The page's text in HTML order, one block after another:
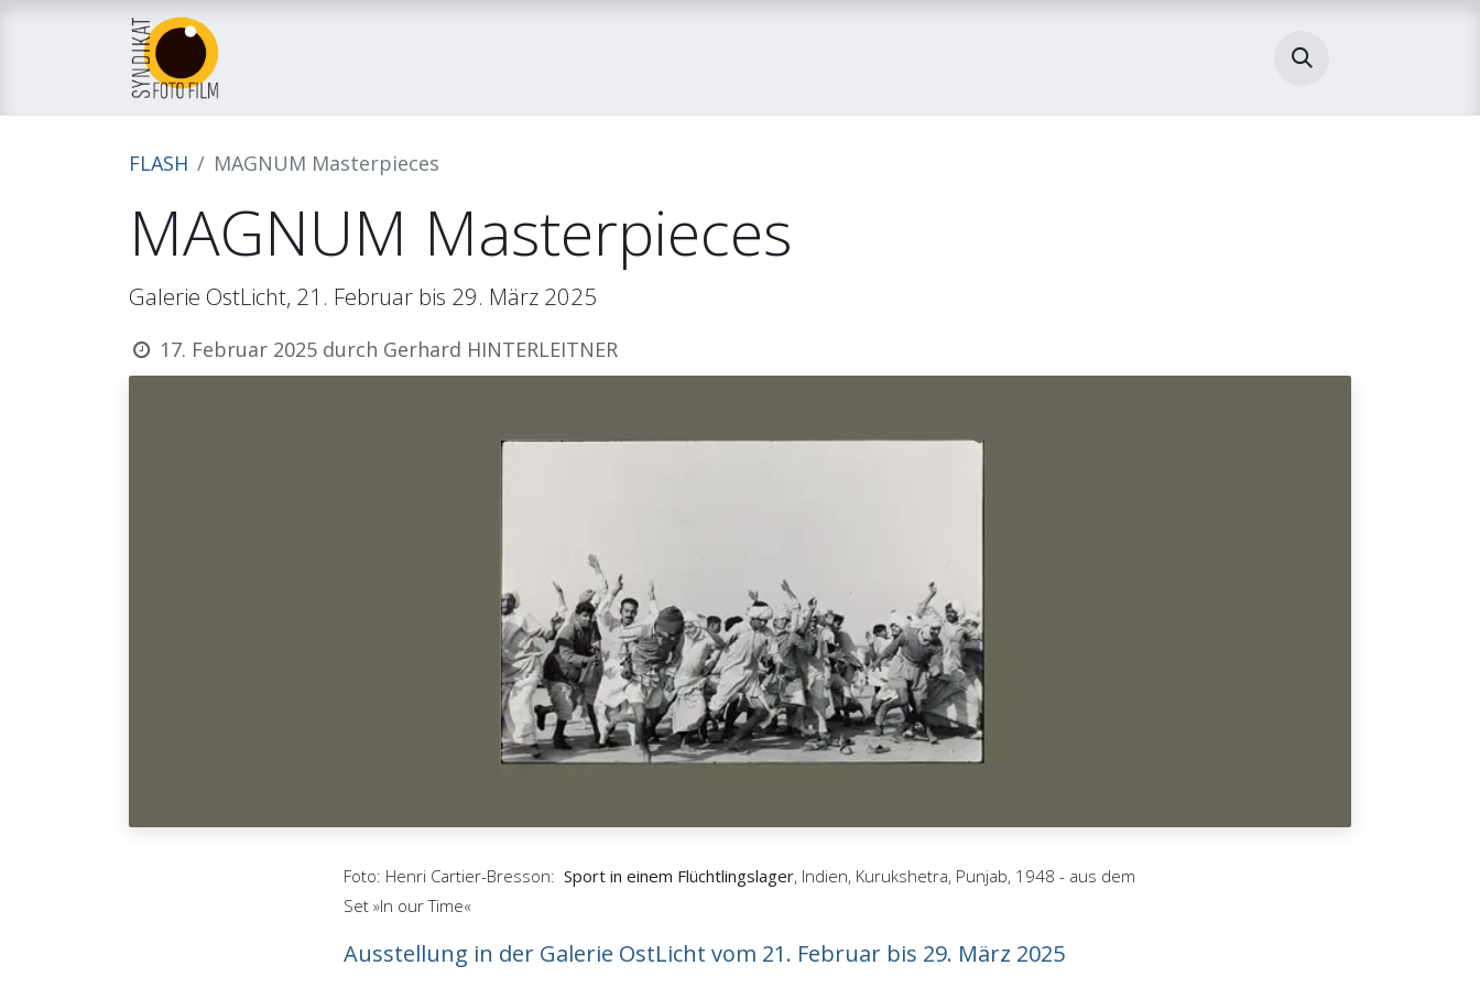
FLASH MAGNUM Masterpieces
MAGNUM Masterpieces
Galerie OstLicht, 21. Februar bis 29. März 2025
17. Februar 2025 durch Gerhard HINTERLEITNER
Foto: Henri Cartier-Bresson: Sport in einem Flüchtlingslager, Indien, Kurukshetra, Punjab, 1948 - aus dem
Set »In our Time«
Ausstellung in der Galerie OstLicht vom 21. Februar bis 29. März 2025